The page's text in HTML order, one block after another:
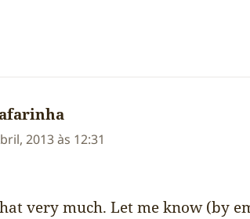
2013 às 12:31
very much. Let me know (by